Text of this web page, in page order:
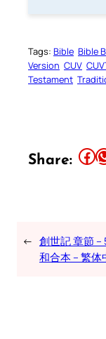
Tags: Bible Bible
Version CUV
Testament
Share: Share this article on Facebook Share this article on WhatsApp
← 創世記 章節 –
和合本 – 繁体